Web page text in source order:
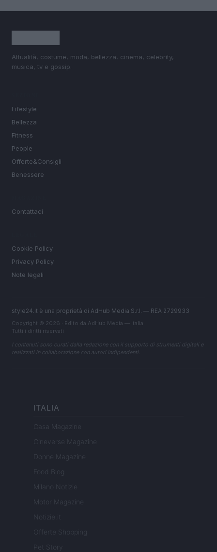
Attualità, costume, moda, bellezza, cinema, celebrity,
musica, tv e gossip.
Lifestyle
Bellezza
Fitness
People
Offerte&Consigli
Benessere
Contattaci
Cookie Policy
Privacy Policy
Note legali
style24.it è una proprietà di AdHub Media S.r.l. — REA 2729933
Copyright © 2026 · Edito da AdHub Media — Italia
Tutti i diritti riservati
I contenuti sono curati dalla redazione con il supporto di strumenti digitali e
realizzati in collaborazione con autori indipendenti.
ITALIA
Casa Magazine
Cineverse Magazine
Donne Magazine
Food Blog
Milano Notizie
Motor Magazine
Notizie.it
Offerte Shopping
Pet Story